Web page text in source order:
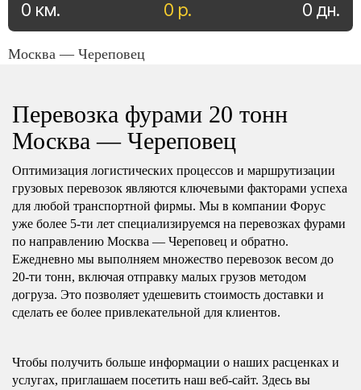
0 р.
0 км. 0 дн.
Москва — Череповец
Перевозка фурами 20 тонн
Москва — Череповец
Оптимизация логистических процессов и маршрутизации
грузовых перевозок являются ключевыми факторами успеха
для любой транспортной фирмы. Мы в компании Форус
уже более 5-ти лет специализируемся на перевозках фурами
по направлению Москва — Череповец и обратно.
Ежедневно мы выполняем множество перевозок весом до
20-ти тонн, включая отправку малых грузов методом
догруза. Это позволяет удешевить стоимость доставки и
сделать ее более привлекательной для клиентов.
Чтобы получить больше информации о наших расценках и
услугах, приглашаем посетить наш веб-сайт. Здесь вы